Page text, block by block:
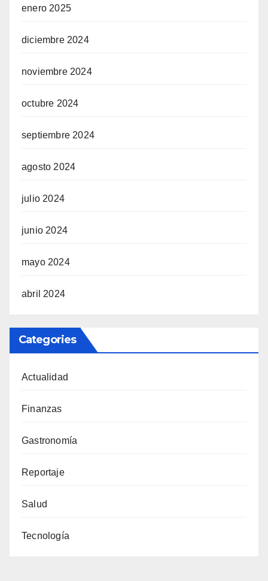
enero 2025
diciembre 2024
noviembre 2024
octubre 2024
septiembre 2024
agosto 2024
julio 2024
junio 2024
mayo 2024
abril 2024
Categories
Actualidad
Finanzas
Gastronomía
Reportaje
Salud
Tecnología